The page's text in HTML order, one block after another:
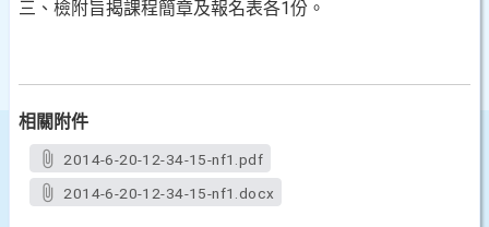
三、檢附旨揭課程簡章及報名表各1份。
相關附件
2014-6-20-12-34-15-nf1.pdf
2014-6-20-12-34-15-nf1.docx